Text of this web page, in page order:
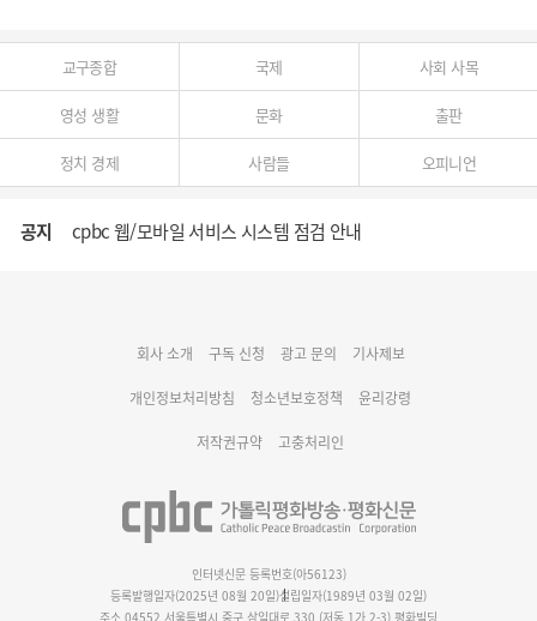
교구종합 국제 사회 사목
영성 생활 문화 출판
정치 경제 사람들 오피니언
공지 cpbc 웹/모바일 서비스 시스템 점검 안내
명동 미디어큐브 & 1898 미디어월 공모전 수상작 발표
회사 소개 구독 신청 광고 문의 기사제보
개인정보처리방침 청소년보호정책 윤리강령
저작권규약 고충처리인
인터넷신문 등록번호(아56123)
등록발행일자(2025년 08월 20일)설립일자(1989년 03월 02일)
주소 04552 서울특별시 중구 삼일대로 330 (저동 1가 2-3) 평화빌딩